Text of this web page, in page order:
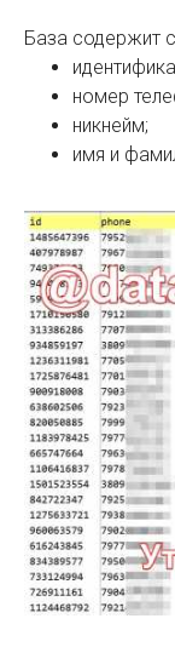
База содержит
номер
никнейм;
имя и